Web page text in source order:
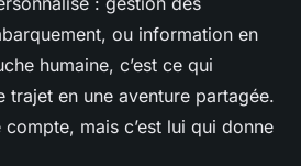
ou information en
humaine, c’est ce qui
trajet en une aventure partagée.
mais c’est lui qui donne